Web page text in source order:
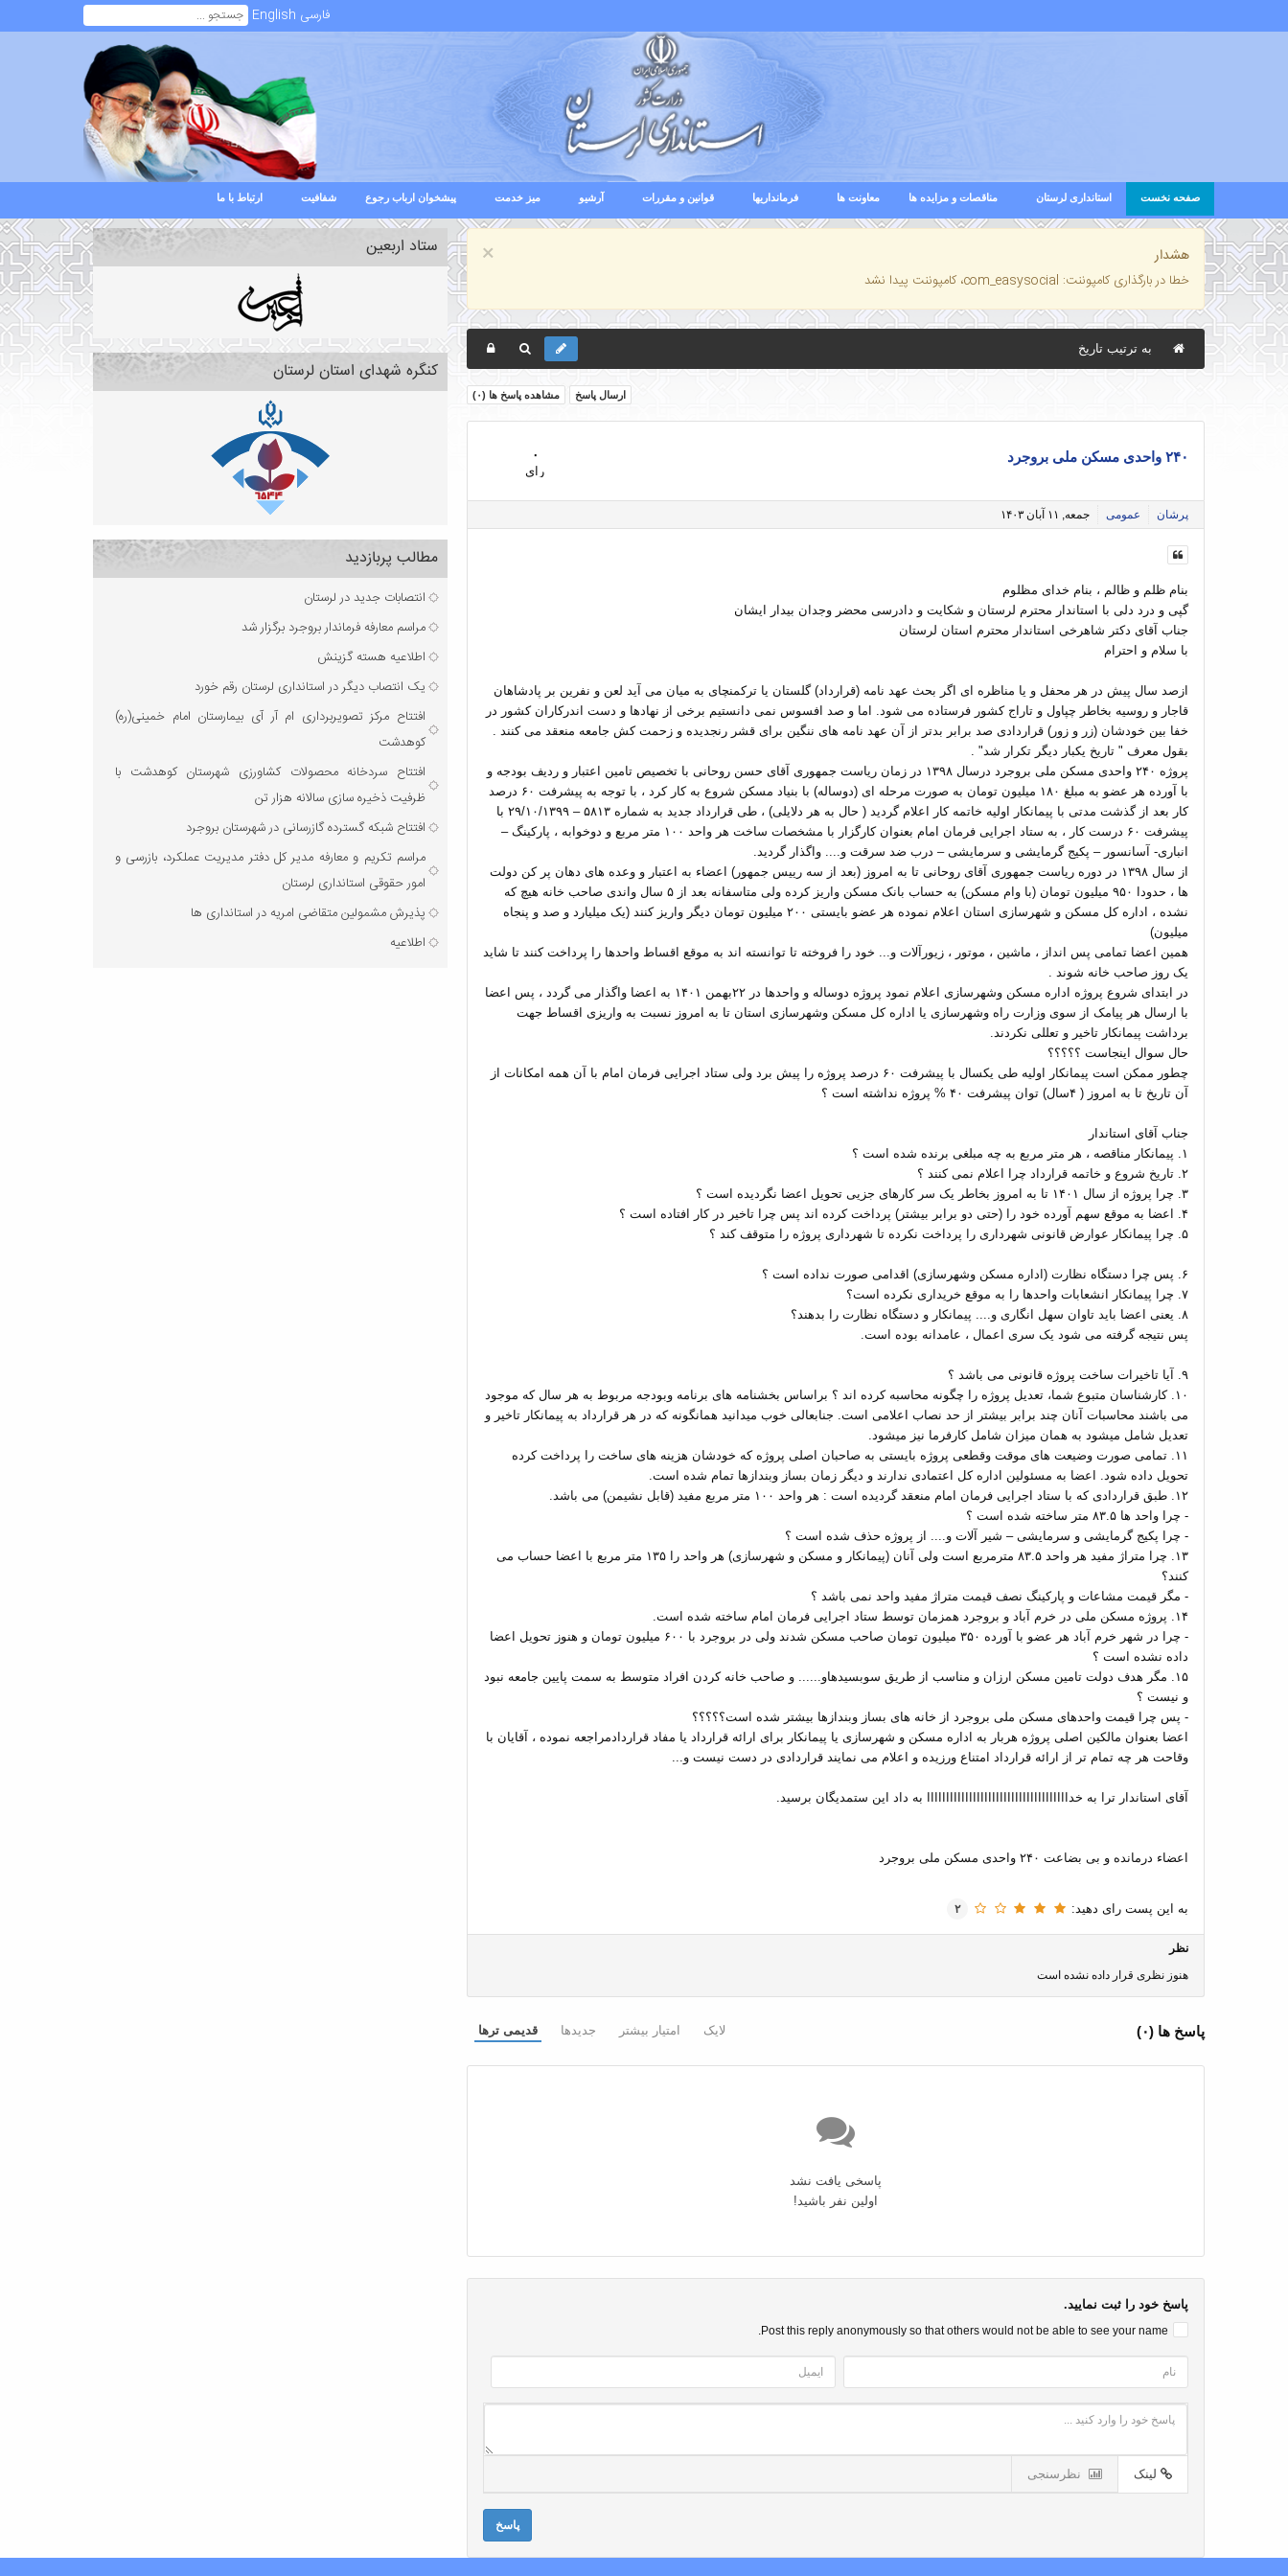
فارسی English
صفحه نخست استانداری لرستان مناقصات و مزایده ها معاونت ها فرمانداریها قوانین و مقررات آرشیو میز خدمت پیشخوان ارباب رجوع شفافیت ارتباط با ما
×
هشدار
خطا در بارگذاری کامپوننت: com_easysocial، کامپوننت پیدا نشد
به ترتیب تاریخ
ارسال پاسخ مشاهده پاسخ ها (۰)
۲۴۰ واحدی مسکن ملی بروجرد
۰
رای
پرشان عمومی جمعه, ۱۱ آبان ۱۴۰۳
بنام ظلم و ظالم ، بنام خدای مظلوم
گپی و درد دلی با استاندار محترم لرستان و شکایت و دادرسی محضر وجدان بیدار ایشان
جناب آقای دکتر شاهرخی استاندار محترم استان لرستان
با سلام و احترام
ازصد سال پیش در هر محفل و یا مناظره ای اگر بحث عهد نامه (قرارداد) گلستان یا ترکمنچای به میان می آید لعن و نفرین بر پادشاهان
قاجار و روسیه بخاطر چپاول و تاراج کشور فرستاده می شود. اما و صد افسوس نمی دانستیم برخی از نهادها و دست اندرکاران کشور در
خفا بین خودشان (زر و زور) قراردادی صد برابر بدتر از آن عهد نامه های ننگین برای قشر رنجدیده و زحمت کش جامعه منعقد می کنند .
بقول معرف " تاریخ یکبار دیگر تکرار شد" .
پروژه ۲۴۰ واحدی مسکن ملی بروجرد درسال ۱۳۹۸ در زمان ریاست جمهوری آقای حسن روحانی با تخصیص تامین اعتبار و ردیف بودجه و
با آورده هر عضو به مبلغ ۱۸۰ میلیون تومان به صورت مرحله ای (دوساله) با بنیاد مسکن شروع به کار کرد ، با توجه به پیشرفت ۶۰ درصد
کار بعد از گذشت مدتی با پیمانکار اولیه خاتمه کار اعلام گردید ( حال به هر دلایلی) ، طی قرارداد جدید به شماره ۵۸۱۳ – ۲۹/۱۰/۱۳۹۹ با
پیشرفت ۶۰ درست کار ، به ستاد اجرایی فرمان امام بعنوان کارگزار با مشخصات ساخت هر واحد ۱۰۰ متر مربع و دوخوابه ، پارکینگ –
انباری- آسانسور – پکیج گرمایشی و سرمایشی – درب ضد سرقت و.... واگذار گردید.
از سال ۱۳۹۸ در دوره ریاست جمهوری آقای روحانی تا به امروز (بعد از سه رییس جمهور) اعضاء به اعتبار و وعده های دهان پر کن دولت
ها ، حدودا ۹۵۰ میلیون تومان (با وام مسکن) به حساب بانک مسکن واریز کرده ولی متاسفانه بعد از ۵ سال واندی صاحب خانه هیچ که
نشده ، اداره کل مسکن و شهرسازی استان اعلام نموده هر عضو بایستی ۲۰۰ میلیون تومان دیگر واریز کنند (یک میلیارد و صد و پنجاه
میلیون)
همین اعضا تمامی پس انداز ، ماشین ، موتور ، زیورآلات و... خود را فروخته تا توانسته اند به موقع اقساط واحدها را پرداخت کنند تا شاید
یک روز صاحب خانه شوند .
در ابتدای شروع پروژه اداره مسکن وشهرسازی اعلام نمود پروژه دوساله و واحدها در ۲۲بهمن ۱۴۰۱ به اعضا واگذار می گردد ، پس اعضا
با ارسال هر پیامک از سوی وزارت راه وشهرسازی یا اداره کل مسکن وشهرسازی استان تا به امروز نسبت به واریزی اقساط جهت
برداشت پیمانکار تاخیر و تعللی نکردند.
حال سوال اینجاست ؟؟؟؟؟
چطور ممکن است پیمانکار اولیه طی یکسال با پیشرفت ۶۰ درصد پروژه را پیش برد ولی ستاد اجرایی فرمان امام با آن همه امکانات از
آن تاریخ تا به امروز ( ۴سال) توان پیشرفت ۴۰ % پروژه نداشته است ؟
جناب آقای استاندار
۱. پیمانکار مناقصه ، هر متر مربع به چه مبلغی برنده شده است ؟
۲. تاریخ شروع و خاتمه قرارداد چرا اعلام نمی کنند ؟
۳. چرا پروژه از سال ۱۴۰۱ تا به امروز بخاطر یک سر کارهای جزیی تحویل اعضا نگردیده است ؟
۴. اعضا به موقع سهم آورده خود را (حتی دو برابر بیشتر) پرداخت کرده اند پس چرا تاخیر در کار افتاده است ؟
۵. چرا پیمانکار عوارض قانونی شهرداری را پرداخت نکرده تا شهرداری پروژه را متوقف کند ؟
۶. پس چرا دستگاه نظارت (اداره مسکن وشهرسازی) اقدامی صورت نداده است ؟
۷. چرا پیمانکار انشعابات واحدها را به موقع خریداری نکرده است؟
۸. یعنی اعضا باید تاوان سهل انگاری و.... پیمانکار و دستگاه نظارت را بدهند؟
پس نتیجه گرفته می شود یک سری اعمال ، عامدانه بوده است.
۹. آیا تاخیرات ساخت پروژه قانونی می باشد ؟
۱۰. کارشناسان متبوع شما، تعدیل پروژه را چگونه محاسبه کرده اند ؟ براساس بخشنامه های برنامه وبودجه مربوط به هر سال که موجود
می باشند محاسبات آنان چند برابر بیشتر از حد نصاب اعلامی است. جنابعالی خوب میدانید همانگونه که در هر قرارداد به پیمانکار تاخیر و
تعدیل شامل میشود به همان میزان شامل کارفرما نیز میشود.
۱۱. تمامی صورت وضیعت های موقت وقطعی پروژه بایستی به صاحبان اصلی پروژه که خودشان هزینه های ساخت را پرداخت کرده
تحویل داده شود. اعضا به مسئولین اداره کل اعتمادی ندارند و دیگر زمان بساز وبندازها تمام شده است.
۱۲. طبق قراردادی که با ستاد اجرایی فرمان امام منعقد گردیده است : هر واحد ۱۰۰ متر مربع مفید (قابل نشیمن) می باشد.
- چرا واحد ها ۸۳.۵ متر ساخته شده است ؟
- چرا پکیج گرمایشی و سرمایشی – شیر آلات و.... از پروژه حذف شده است ؟
۱۳. چرا متراژ مفید هر واحد ۸۳.۵ مترمربع است ولی آنان (پیمانکار و مسکن و شهرسازی) هر واحد را ۱۳۵ متر مربع با اعضا حساب می
کنند؟
- مگر قیمت مشاعات و پارکینگ نصف قیمت متراژ مفید واحد نمی باشد ؟
۱۴. پروژه مسکن ملی در خرم آباد و بروجرد همزمان توسط ستاد اجرایی فرمان امام ساخته شده است.
- چرا در شهر خرم آباد هر عضو با آورده ۳۵۰ میلیون تومان صاحب مسکن شدند ولی در بروجرد با ۶۰۰ میلیون تومان و هنوز تحویل اعضا
داده نشده است ؟
۱۵. مگر هدف دولت تامین مسکن ارزان و مناسب از طریق سوبسیدهاو...... و صاحب خانه کردن افراد متوسط به سمت پایین جامعه نبود
و نیست ؟
- پس چرا قیمت واحدهای مسکن ملی بروجرد از خانه های بساز وبندازها بیشتر شده است؟؟؟؟؟
اعضا بعنوان مالکین اصلی پروژه هربار به اداره مسکن و شهرسازی یا پیمانکار برای ارائه قرارداد یا مفاد قراردادمراجعه نموده ، آقایان با
وقاحت هر چه تمام تر از ارائه قرارداد امتناع ورزیده و اعلام می نمایند قراردادی در دست نیست و...
آقای استاندار ترا به خدااااااااااااااااااااااااااااااااااااا به داد این ستمدیگان برسید.
اعضاء درمانده و بی بضاعت ۲۴۰ واحدی مسکن ملی بروجرد
به این پست رای دهید: ۲
نظر
هنوز نظری قرار داده نشده است
پاسخ ها (۰) لایک امتیار بیشتر جدیدها قدیمی ترها
پاسخی یافت نشد
اولین نفر باشید!
پاسخ خود را ثبت نمایید.
Post this reply anonymously so that others would not be able to see your name.
لینک نظرسنجی
پاسخ
ستاد اربعین
کنگره شهدای استان لرستان
مطالب پربازدید
انتصابات جدید در لرستان
مراسم معارفه فرماندار بروجرد برگزار شد
اطلاعیه هسته گزینش
یک انتصاب دیگر در استانداری لرستان رقم خورد
افتتاح مرکز تصویربرداری ام آر آی بیمارستان امام خمینی(ره)
کوهدشت
افتتاح سردخانه محصولات کشاورزی شهرستان کوهدشت با
ظرفیت ذخیره‌ سازی سالانه هزار تن
افتتاح شبکه گسترده گازرسانی در شهرستان بروجرد
مراسم تکریم و معارفه مدیر کل دفتر مدیریت عملکرد، بازرسی و
امور حقوقی استانداری لرستان
پذیرش مشمولین متقاضی امریه در استانداری ها
اطلاعیه